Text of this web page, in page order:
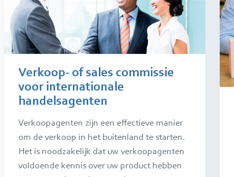
Verkoop- of sales commissie
voor internationale
handelsagenten
Verkoopagenten zijn een effectieve manier
om de verkoop in het buitenland te starten.
Het is noodzakelijk dat uw verkoopagenten
voldoende kennis over uw product hebben